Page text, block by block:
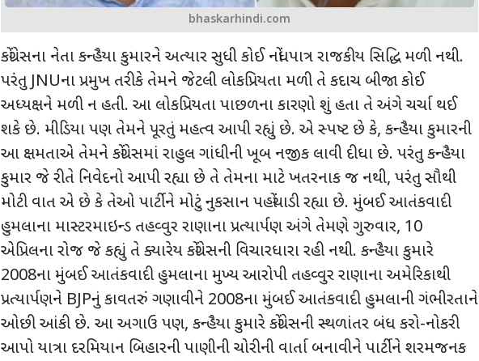
bhaskarhindi.com
કોંગ્રેસના નેતા કન્હૈયા કુમારને અત્યાર સુધી કોઈ નોંધપાત્ર રાજકીય સિદ્ધિ મળી નથી.
પરંતુJNUના પ્રમુખ તરીકે તેમને જેટલી લોકપ્રિયતા મળી તે કદાચ બીજા કોઈ
અધ્યક્ષને મળી ન હતી. આ લોકપ્રિયતા પાછળના કારણો શું હતા તે અંગે ચર્ચા થઈ
શકે છે. મીડિયા પણ તેમને પૂરતું મહત્વ આપી રહ્યું છે. એ સ્પષ્ટ છે કે, કન્હૈયા કુમારની
આ ક્ષમતાએ તેમને કોંગ્રેસમાં રાહુલ ગાંધીની ખૂબ નજીક લાવી દીધા છે. પરંતુ કન્હૈયા
કુમાર જે રીતે નિવેદનો આપી રહ્યા છે તે તેમના માટે ખતરનાક જ નથી, પરંતુ સૌથી
મોટી વાત એ છે કે તેઓ પાર્ટીને મોટું નુકસાન પહોંચાડી રહ્યા છે. મુંબઈ આતંકવાદી
હુમલાના માસ્ટરમાઇન્ડ તહવ્વુર રાણાના પ્રત્યાર્પણ અંગે તેમણે ગુરુવાર, 10
એપ્રિલના રોજ જે કહ્યું તે ક્યારેય કોંગ્રેસની વિચારધારા રહી નથી. કન્હૈયા કુમારે
2008ના મુંબઈ આતંકવાદી હુમલાના મુખ્ય આરોપી તહવ્વુર રાણાના અમેરિકાથી
પ્રત્યાર્પણને BJPનું કાવતરું ગણાવીને 2008ના મુંબઈ આતંકવાદી હુમલાની ગંભીરતાને
ઓછી આંકી છે. આ અગાઉ પણ, કન્હૈયા કુમારે કોંગ્રેસની સ્થળાંતર બંધ કરો-નોકરી
આપો યાત્રા દરમિયાન બિહારની પાણીની ચોરીની વાર્તા બનાવીને પાર્ટીને શરમજનક